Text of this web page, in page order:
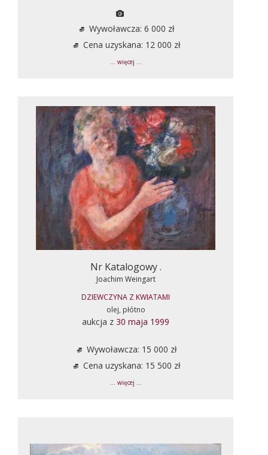
Wywoławcza: 6 000 zł
Cena uzyskana: 12 000 zł
... więcej ...
Nr Katalogowy .
Joachim Weingart
DZIEWCZYNA Z KWIATAMI
olej, płótno
aukcja z 30 maja 1999
Wywoławcza: 15 000 zł
Cena uzyskana: 15 500 zł
... więcej ...